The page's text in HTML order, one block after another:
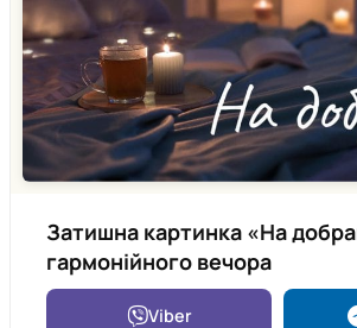
Затишна картинка «На
гармонійного вечора
Viber